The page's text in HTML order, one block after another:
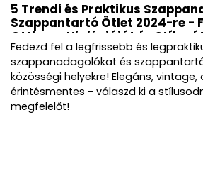
5 Trendi és Praktikus
Szappantartó Ötlet 2024-re -
Otthona Higiéniáját és
Fedezd fel a legfrissebb és
szappanadagolókat és
közösségi helyekre! Elegáns,
érintésmentes - válaszd ki a
megfelelőt!